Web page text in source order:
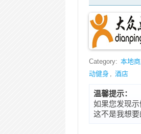
Category: 本地商
动健身 , 酒店
温馨提示：
如果您发现示
这不是我想要